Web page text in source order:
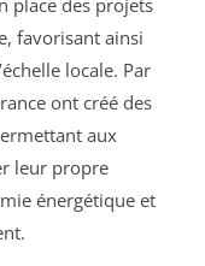
favorisant ainsi
locale. Par
ont créé des
aux
leur propre
énergétique et